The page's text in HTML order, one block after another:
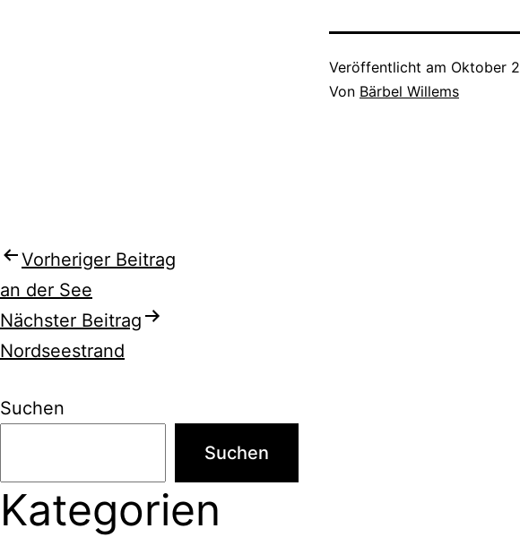
Veröffentlicht am Oktober
Von Bärbel Willems
Beitragsnavigation
Vorheriger Beitrag
an der See
Nächster Beitrag
Nordseestrand
Suchen
Suchen
Kategorien